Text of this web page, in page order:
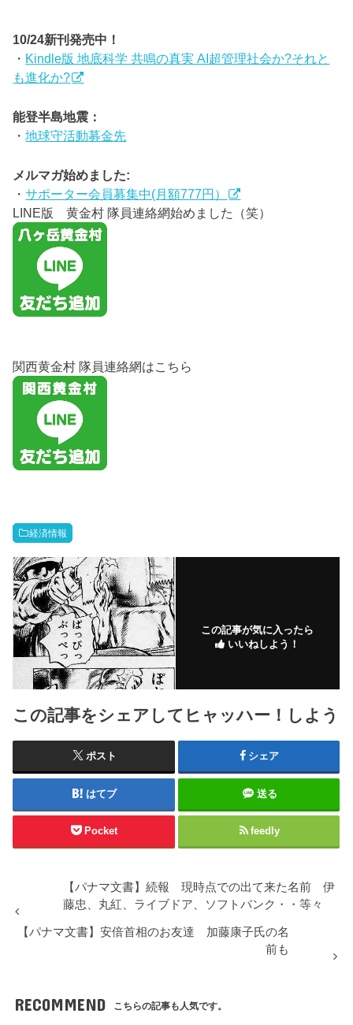
10/24新刊発売中！
・ Kindle版 地底科学 共鳴の真実 AI超管理社会か?それと
も進化か?
能登半島地震：
・地球守活動募金先
メルマガ始めました:
・サポーター会員募集中(月額777円）
LINE版 黄金村 隊員連絡網始めました（笑）
関西黄金村 隊員連絡網はこちら
経済情報
この記事が気に入ったら
いいねしよう！
この記事をシェアしてヒャッハー！しよう
ポスト シェア
はてブ 送る
Pocket feedly
【パナマ文書】続報 現時点での出て来た名前 伊
藤忠、丸紅、ライブドア、ソフトバンク・・等々
【パナマ文書】安倍首相のお友達 加藤康子氏の名
前も
RECOMMEND こちらの記事も人気です。